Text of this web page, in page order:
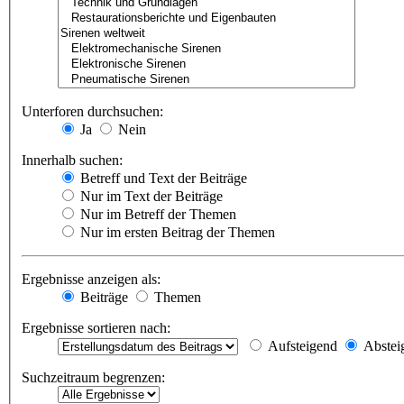
Unterforen durchsuchen:
Ja
Nein
Innerhalb suchen:
Betreff und Text der Beiträge
Nur im Text der Beiträge
Nur im Betreff der Themen
Nur im ersten Beitrag der Themen
Ergebnisse anzeigen als:
Beiträge
Themen
Ergebnisse sortieren nach:
Aufsteigend
Suchzeitraum begrenzen: